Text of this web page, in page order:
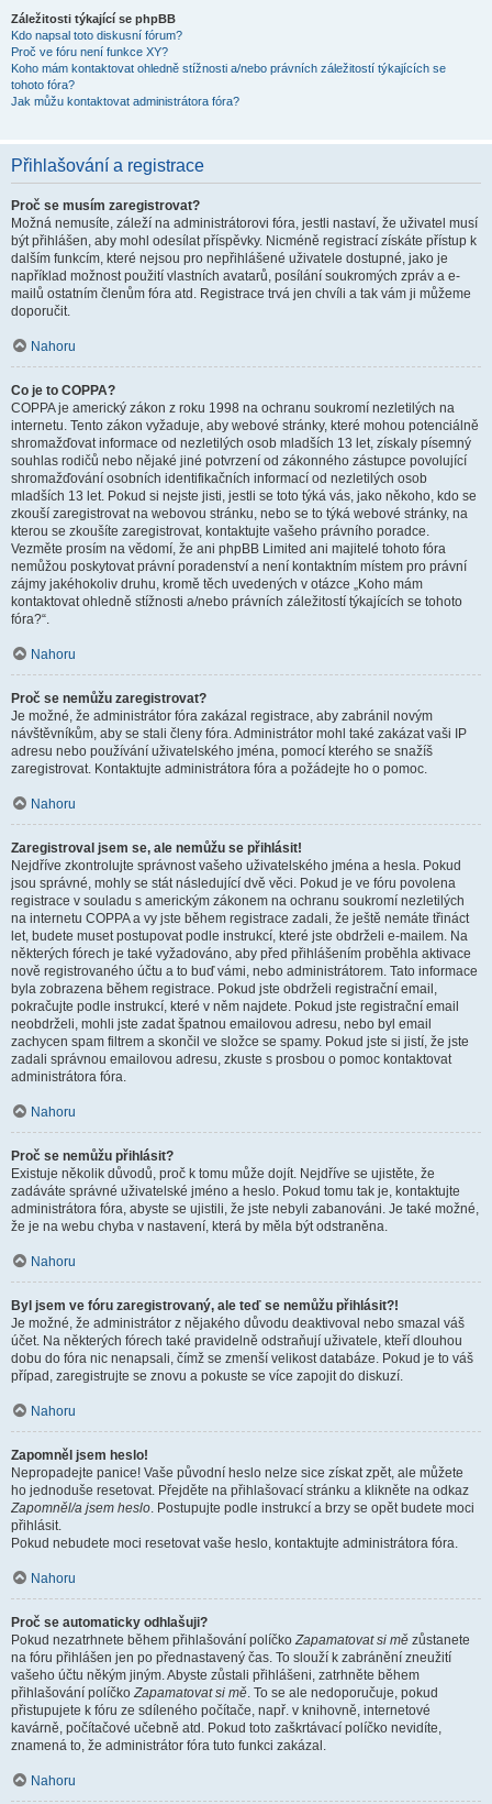
Záležitosti týkající se phpBB
Kdo napsal toto diskusní fórum?
Proč ve fóru není funkce XY?
Koho mám kontaktovat ohledně stížnosti a/nebo právních záležitostí týkajících se
tohoto fóra?
Jak můžu kontaktovat administrátora fóra?
Přihlašování a registrace
Proč se musím zaregistrovat?
Možná nemusíte, záleží na administrátorovi fóra, jestli nastaví, že uživatel musí
být přihlášen, aby mohl odesílat příspěvky. Nicméně registrací získáte přístup k
dalším funkcím, které nejsou pro nepřihlášené uživatele dostupné, jako je
například možnost použití vlastních avatarů, posílání soukromých zpráv a e-
mailů ostatním členům fóra atd. Registrace trvá jen chvíli a tak vám ji můžeme
doporučit.
Nahoru
Co je to COPPA?
COPPA je americký zákon z roku 1998 na ochranu soukromí nezletilých na
internetu. Tento zákon vyžaduje, aby webové stránky, které mohou potenciálně
shromažďovat informace od nezletilých osob mladších 13 let, získaly písemný
souhlas rodičů nebo nějaké jiné potvrzení od zákonného zástupce povolující
shromažďování osobních identifikačních informací od nezletilých osob
mladších 13 let. Pokud si nejste jisti, jestli se toto týká vás, jako někoho, kdo se
zkouší zaregistrovat na webovou stránku, nebo se to týká webové stránky, na
kterou se zkoušíte zaregistrovat, kontaktujte vašeho právního poradce.
Vezměte prosím na vědomí, že ani phpBB Limited ani majitelé tohoto fóra
nemůžou poskytovat právní poradenství a není kontaktním místem pro právní
zájmy jakéhokoliv druhu, kromě těch uvedených v otázce „Koho mám
kontaktovat ohledně stížnosti a/nebo právních záležitostí týkajících se tohoto
fóra?“.
Nahoru
Proč se nemůžu zaregistrovat?
Je možné, že administrátor fóra zakázal registrace, aby zabránil novým
návštěvníkům, aby se stali členy fóra. Administrátor mohl také zakázat vaši IP
adresu nebo používání uživatelského jména, pomocí kterého se snažíš
zaregistrovat. Kontaktujte administrátora fóra a požádejte ho o pomoc.
Nahoru
Zaregistroval jsem se, ale nemůžu se přihlásit!
Nejdříve zkontrolujte správnost vašeho uživatelského jména a hesla. Pokud
jsou správné, mohly se stát následující dvě věci. Pokud je ve fóru povolena
registrace v souladu s americkým zákonem na ochranu soukromí nezletilých
na internetu COPPA a vy jste během registrace zadali, že ještě nemáte třináct
let, budete muset postupovat podle instrukcí, které jste obdrželi e-mailem. Na
některých fórech je také vyžadováno, aby před přihlášením proběhla aktivace
nově registrovaného účtu a to buď vámi, nebo administrátorem. Tato informace
byla zobrazena během registrace. Pokud jste obdrželi registrační email,
pokračujte podle instrukcí, které v něm najdete. Pokud jste registrační email
neobdrželi, mohli jste zadat špatnou emailovou adresu, nebo byl email
zachycen spam filtrem a skončil ve složce se spamy. Pokud jste si jistí, že jste
zadali správnou emailovou adresu, zkuste s prosbou o pomoc kontaktovat
administrátora fóra.
Nahoru
Proč se nemůžu přihlásit?
Existuje několik důvodů, proč k tomu může dojít. Nejdříve se ujistěte, že
zadáváte správné uživatelské jméno a heslo. Pokud tomu tak je, kontaktujte
administrátora fóra, abyste se ujistili, že jste nebyli zabanováni. Je také možné,
že je na webu chyba v nastavení, která by měla být odstraněna.
Nahoru
Byl jsem ve fóru zaregistrovaný, ale teď se nemůžu přihlásit?!
Je možné, že administrátor z nějakého důvodu deaktivoval nebo smazal váš
účet. Na některých fórech také pravidelně odstraňují uživatele, kteří dlouhou
dobu do fóra nic nenapsali, čímž se zmenší velikost databáze. Pokud je to váš
případ, zaregistrujte se znovu a pokuste se více zapojit do diskuzí.
Nahoru
Zapomněl jsem heslo!
Nepropadejte panice! Vaše původní heslo nelze sice získat zpět, ale můžete
ho jednoduše resetovat. Přejděte na přihlašovací stránku a klikněte na odkaz
Zapomněl/a jsem heslo. Postupujte podle instrukcí a brzy se opět budete moci
přihlásit.
Pokud nebudete moci resetovat vaše heslo, kontaktujte administrátora fóra.
Nahoru
Proč se automaticky odhlašuji?
Pokud nezatrhnete během přihlašování políčkoZapamatovat si mě zůstanete
na fóru přihlášen jen po přednastavený čas. To slouží k zabránění zneužití
vašeho účtu někým jiným. Abyste zůstali přihlášeni, zatrhněte během
přihlašování políčkoZapamatovat si mě. To se ale nedoporučuje, pokud
přistupujete k fóru ze sdíleného počítače, např. v knihovně, internetové
kavárně, počítačové učebně atd. Pokud toto zaškrtávací políčko nevidíte,
znamená to, že administrátor fóra tuto funkci zakázal.
Nahoru